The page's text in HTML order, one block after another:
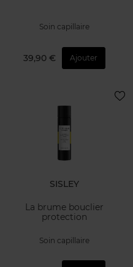
Soin capillaire
39,90 € Ajouter
SISLEY
La brume bouclier
protection
Soin capillaire